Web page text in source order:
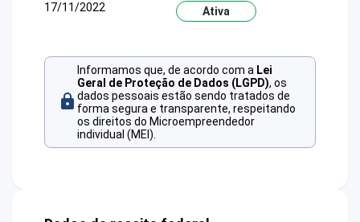
17/11/2022
Ativa
Informamos que, de acordo com a Lei
Geral de Proteção de Dados (LGPD), os
dados pessoais estão sendo tratados de
forma segura e transparente, respeitando
os direitos do Microempreendedor
individual (MEI).